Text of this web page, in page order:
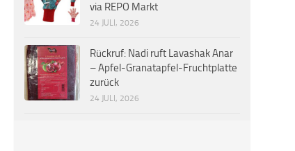
via REPO Markt
24 JULI, 2026
Rückruf: Nadi ruft Lavashak Anar
– Apfel-Granatapfel-Fruchtplatte
zurück
24 JULI, 2026